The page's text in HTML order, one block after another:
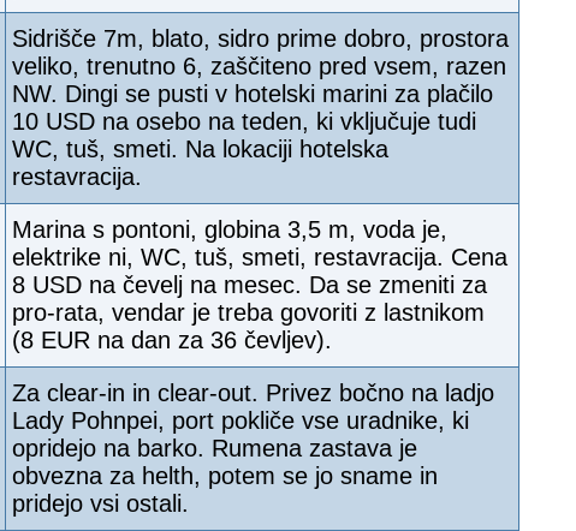
Sidrišče 7m, blato, sidro prime dobro, prostora
veliko, trenutno 6, zaščiteno pred vsem, razen
NW. Dingi se pusti v hotelski marini za plačilo
10 USD na osebo na teden, ki vključuje tudi
WC, tuš, smeti. Na lokaciji hotelska
restavracija.
Marina s pontoni, globina 3,5 m, voda je,
elektrike ni, WC, tuš, smeti, restavracija. Cena
8 USD na čevelj na mesec. Da se zmeniti za
pro-rata, vendar je treba govoriti z lastnikom
(8 EUR na dan za 36 čevljev).
Za clear-in in clear-out. Privez bočno na ladjo
Lady Pohnpei, port pokliče vse uradnike, ki
opridejo na barko. Rumena zastava je
obvezna za helth, potem se jo sname in
pridejo vsi ostali.